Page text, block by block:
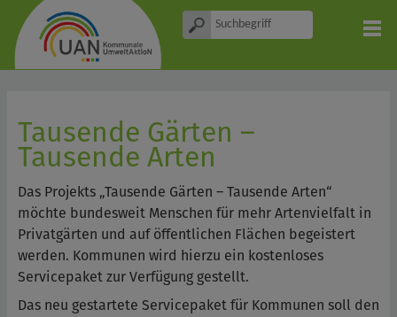
Tausende Gärten –
Tausende Arten
Das Projekts „Tausende Gärten – Tausende Arten“
möchte bundesweit Menschen für mehr Artenvielfalt in
Privatgärten und auf öffentlichen Flächen begeistert
werden. Kommunen wird hierzu ein kostenloses
Servicepaket zur Verfügung gestellt.
Das neu gestartete Servicepaket für Kommunen soll den